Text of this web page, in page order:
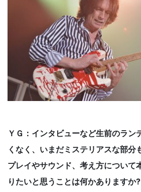
ＹＧ：インタビューなど生前のラン
くなく、いまだミステリアスな部分
プレイやサウンド、考え方について
りたいと思うことは何かありますか?